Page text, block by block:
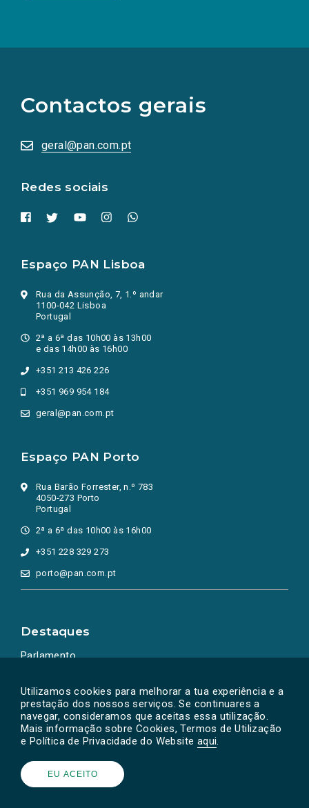
Utilizamos cookies para melhorar a tua experiência e a
prestação dos nossos serviços. Se continuares a
navegar, consideramos que aceitas essa utilização.
Mais informação sobre Cookies, Termos de Utilização
e Política de Privacidade do Website aqui.
EU ACEITO
Contactos gerais
geral@pan.com.pt
Redes sociais
redes
sociais
numa
nova
Espaço PAN Lisboa
Rua da Assunção, 7, 1.º andar
1100-042 Lisboa
Portugal
2ª a 6ª das 10h00 às 13h00
e das 14h00 às 16h00
+351 213 426 226
+351 969 954 184
geral@pan.com.pt
Espaço PAN Porto
Rua Barão Forrester, n.º 783
4050-273 Porto
Portugal
2ª a 6ª das 10h00 às 16h00
+351 228 329 273
porto@pan.com.pt
Destaques
Parlamento
Powered by © PAN 2026